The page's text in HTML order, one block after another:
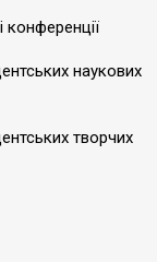
конференції
наукових
творчих